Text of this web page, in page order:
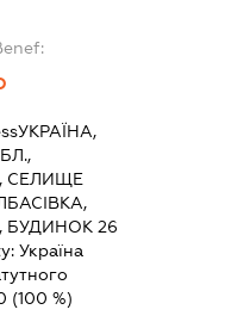
УКРАЇНА,
СЕЛИЩЕ
БУДИНОК 26
Україна
(100 %)